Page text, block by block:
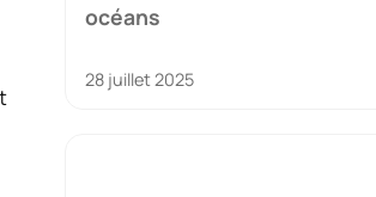
océans
28 juillet 2025